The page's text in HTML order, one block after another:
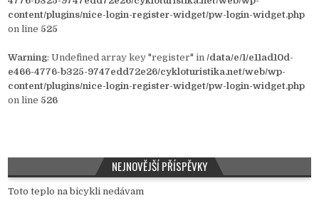
content/plugins/nice-login-register-widget/pw-login-widget.php
on line 525
Warning: Undefined array key "register" in/data/e/1/e11ad10d-
e466-4776-b325-9747edd72e26/cykloturistika.net/web/wp-
content/plugins/nice-login-register-widget/pw-login-widget.php
on line 526
NEJNOVĚJŠÍ PŘÍSPĚVKY
Toto teplo na bicykli nedávam